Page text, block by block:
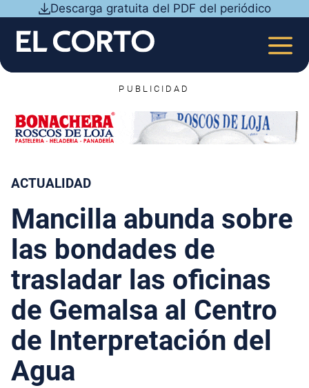
contenido
Descarga gratuita del PDF del periódico
PUBLICIDAD
ACTUALIDAD
Mancilla abunda sobre
las bondades de
trasladar las oficinas
de Gemalsa al Centro
de Interpretación del
Agua